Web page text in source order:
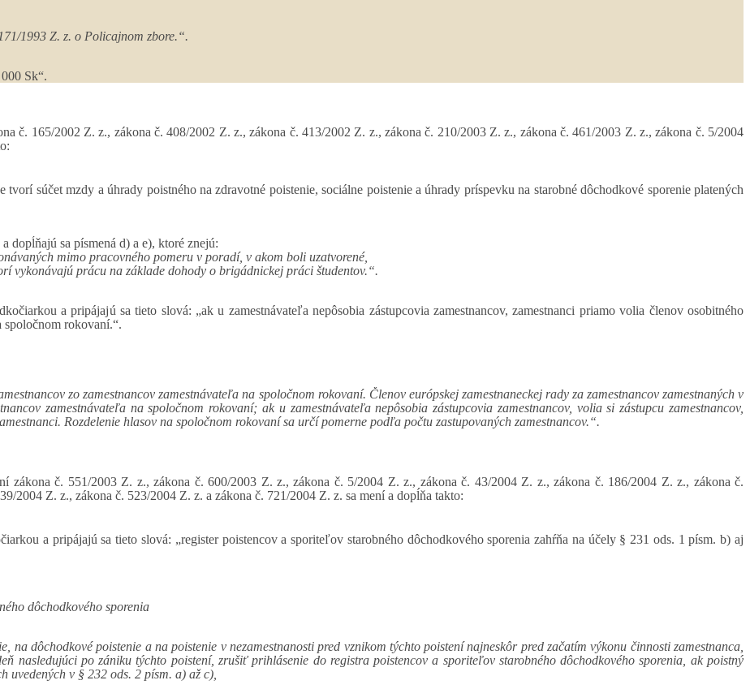
1993 Z. z. o Policajnom zbore.“.
Sk“.
č. 165/2002 Z. z., zákona č. 408/2002 Z. z., zákona č. 413/2002 Z. z., zákona č. 210/2003 Z. z., zákona č. 461/2003 Z. z., zákona č. 5/2004
súčet mzdy a úhrady poistného na zdravotné poistenie, sociálne poistenie a úhrady príspevku na starobné dôchodkové sporenie platených
dopĺňajú sa písmená d) a e), ktoré znejú:
mimo pracovného pomeru v poradí, v akom boli uzatvorené,
vykonávajú prácu na základe dohody o brigádnickej práci študentov.“.
a pripájajú sa tieto slová: „ak u zamestnávateľa nepôsobia zástupcovia zamestnancov, zamestnanci priamo volia členov osobitného
spoločnom rokovaní.“.
zo zamestnancov zamestnávateľa na spoločnom rokovaní. Členov európskej zamestnaneckej rady za zamestnancov zamestnaných v
zamestnávateľa na spoločnom rokovaní; ak u zamestnávateľa nepôsobia zástupcovia zamestnancov, volia si zástupcu zamestnancov,
Rozdelenie hlasov na spoločnom rokovaní sa určí pomerne podľa počtu zastupovaných zamestnancov.“.
zákona č. 551/2003 Z. z., zákona č. 600/2003 Z. z., zákona č. 5/2004 Z. z., zákona č. 43/2004 Z. z., zákona č. 186/2004 Z. z., zákona č.
2004 Z. z., zákona č. 523/2004 Z. z. a zákona č. 721/2004 Z. z. sa mení a dopĺňa takto:
a pripájajú sa tieto slová: „register poistencov a sporiteľov starobného dôchodkového sporenia zahŕňa na účely § 231 ods. 1 písm. b) aj
dôchodkového sporenia
na dôchodkové poistenie a na poistenie v nezamestnanosti pred vznikom týchto poistení najneskôr pred začatím výkonu činnosti zamestnanca,
nasledujúci po zániku týchto poistení, zrušiť prihlásenie do registra poistencov a sporiteľov starobného dôchodkového sporenia, ak poistný
v § 232 ods. 2 písm. a) až c),